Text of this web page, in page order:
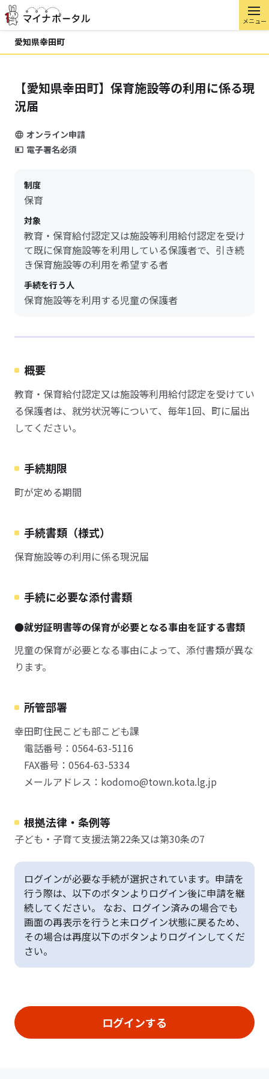
メニュー
愛知県幸田町
【愛知県幸田町】保育施設等の利用に係る現
況届
オンライン申請
電子署名必須
制度
保育
対象
教育・保育給付認定又は施設等利用給付認定を受け
て既に保育施設等を利用している保護者で、引き続
き保育施設等の利用を希望する者
手続を行う人
保育施設等を利用する児童の保護者
概要
教育・保育給付認定又は施設等利用給付認定を受けてい
る保護者は、就労状況等について、毎年1回、町に届出
してください。
手続期限
町が定める期間
手続書類（様式）
保育施設等の利用に係る現況届
手続に必要な添付書類
●就労証明書等の保育が必要となる事由を証する書類
児童の保育が必要となる事由によって、添付書類が異な
ります。
所管部署
幸田町住民こども部こども課
電話番号：0564-63-5116
FAX番号：0564-63-5334
メールアドレス：kodomo@town.kota.lg.jp
根拠法律・条例等
子ども・子育て支援法第22条又は第30条の7
ログインが必要な手続が選択されています。申請を
行う際は、以下のボタンよりログイン後に申請を継
続してください。 なお、ログイン済みの場合でも
画面の再表示を行うと未ログイン状態に戻るため、
その場合は再度以下のボタンよりログインしてくだ
さい。